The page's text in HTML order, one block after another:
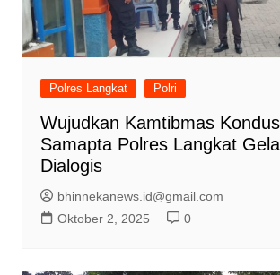
Polres Langkat Polri
Wujudkan Kamtibmas
Samapta Polres Langkat
Dialogis
bhinnekanews.id@gmail.com
Oktober 2, 2025
0